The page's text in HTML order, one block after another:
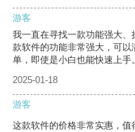
游客
我一直在寻找一款功能强大
款软件的功能非常强大，可
单，即使是小白也能快速上手。
2025-01-18
游客
这款软件的价格非常实惠，值